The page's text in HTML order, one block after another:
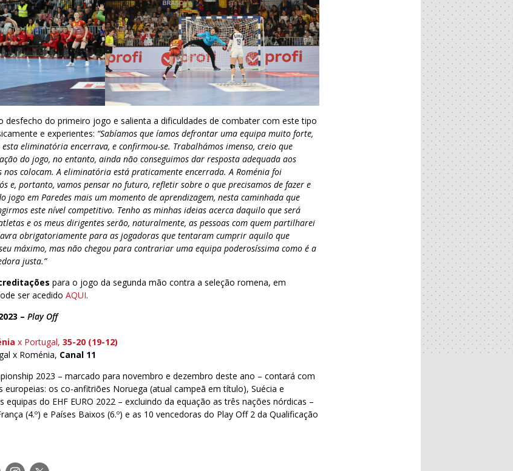
desfecho do primeiro jogo e salienta a dificuldades de combater com este tipo
e experientes: “Sabíamos que íamos defrontar uma equipa muito forte,
eliminatória encerrava, e confirmou-se. Trabalhámos imenso, creio que
do jogo, no entanto, ainda não conseguimos dar resposta adequada aos
nos colocam. A eliminatória está praticamente encerrada. A Roménia foi
e, portanto, vamos pensar no futuro, refletir sobre o que precisamos de fazer e
jogo em Paredes mais um momento de aprendizagem, nesta caminhada que
este nível competitivo. Tenho as minhas ideias acerca daquilo que será
e os meus dirigentes serão, naturalmente, as pessoas com quem partilharei
obrigatoriamente para as jogadoras que tentaram cumprir aquilo que
máximo, mas não chegou para contrariar uma equipa poderosíssima como é a
justa.”
para o jogo da segunda mão contra a seleção romena, em
ser acedidoAQUI.
–Play Off
x Portugal,35-20 (19-12)
x Roménia, Canal 11
2023 – marcado para novembro e dezembro deste ano – contará com
europeias: os co-anfitriões Noruega (atual campeã em título), Suécia e
equipas do EHF EURO 2022 – excluindo da equação as três nações nórdicas –
(4.º) e Países Baixos (6.º) e as 10 vencedoras do Play Off 2 da Qualificação